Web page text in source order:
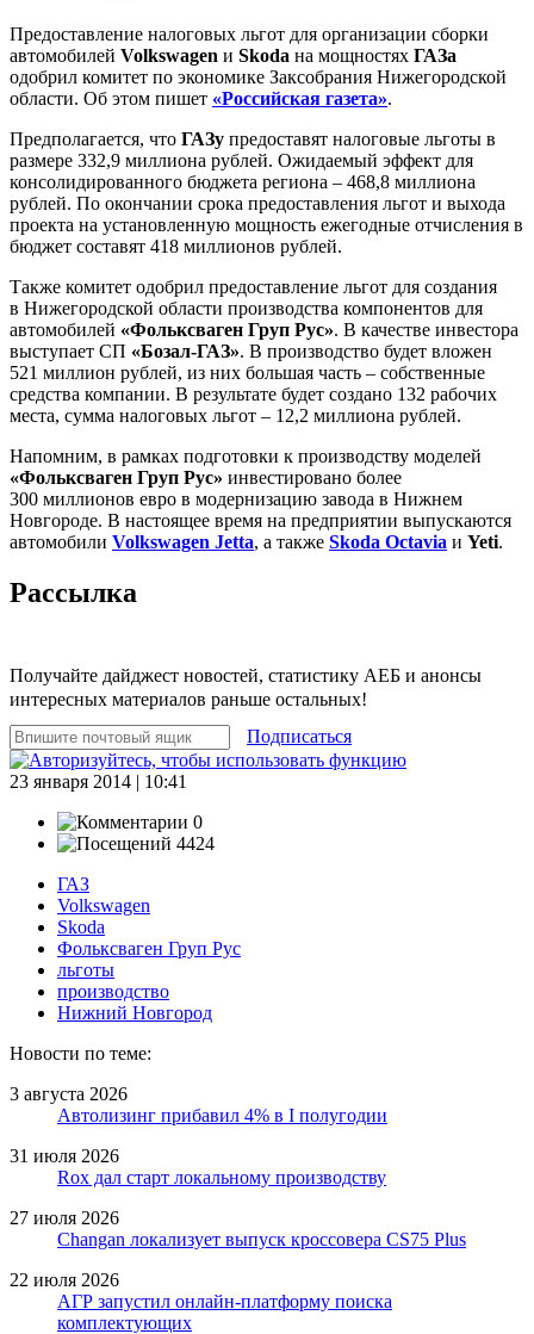
Предоставление налоговых льгот для организации сборки
автомобилей Volkswagen и Skoda на мощностях ГАЗа
одобрил комитет по экономике Заксобрания Нижегородской
области. Об этом пишет «Российская газета».
Предполагается, что ГАЗу предоставят налоговые льготы в
размере 332,9 миллиона рублей. Ожидаемый эффект для
консолидированного бюджета региона – 468,8 миллиона
рублей. По окончании срока предоставления льгот и выхода
проекта на установленную мощность ежегодные отчисления в
бюджет составят 418 миллионов рублей.
Также комитет одобрил предоставление льгот для создания
в Нижегородской области производства компонентов для
автомобилей «Фольксваген Груп Рус». В качестве инвестора
выступает СП «Бозал-ГАЗ». В производство будет вложен
521 миллион рублей, из них большая часть – собственные
средства компании. В результате будет создано 132 рабочих
места, сумма налоговых льгот – 12,2 миллиона рублей.
Напомним, в рамках подготовки к производству моделей
«Фольксваген Груп Рус» инвестировано более
300 миллионов евро в модернизацию завода в Нижнем
Новгороде. В настоящее время на предприятии выпускаются
автомобили Volkswagen Jetta, а также Skoda Octavia и Yeti.
Рассылка
Получайте дайджест новостей, статистику АЕБ и анонсы
интересных материалов раньше остальных!
Подписаться
23 января 2014 | 10:41
0
4424
ГАЗ
Volkswagen
Skoda
Фольксваген Груп Рус
льготы
производство
Нижний Новгород
Новости по теме:
3 августа 2026
Автолизинг прибавил 4% в I полугодии
31 июля 2026
Rox дал старт локальному производству
27 июля 2026
Changan локализует выпуск кроссовера CS75 Plus
22 июля 2026
АГР запустил онлайн-платформу поиска
комплектующих